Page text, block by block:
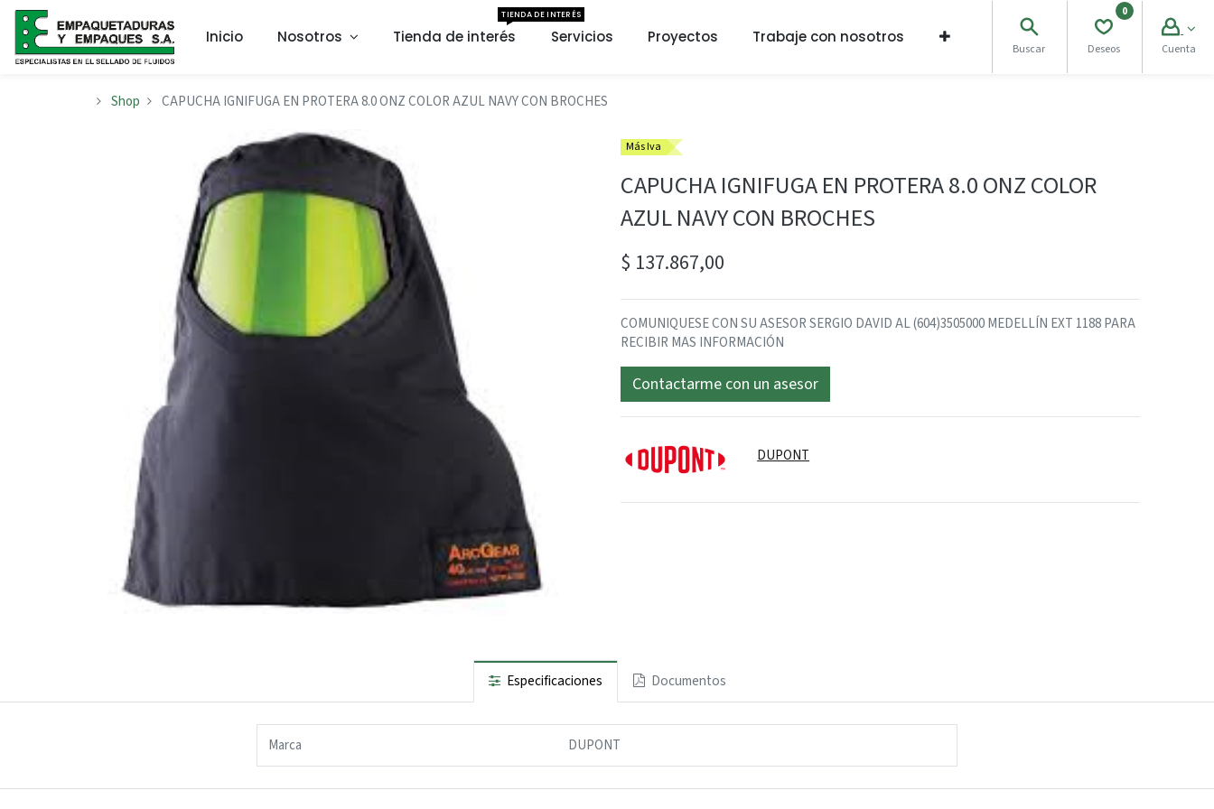
Inicio Nosotros Tienda de interés
TIENDA DE INTERÉS
Servicios Proyectos Trabaje con nosotros
Buscar
0
Deseos Cuenta
Shop CAPUCHA IGNIFUGA EN PROTERA 8.0 ONZ COLOR AZUL NAVY CON BROCHES
Más Iva
CAPUCHA IGNIFUGA EN PROTERA 8.0 ONZ COLOR
AZUL NAVY CON BROCHES
$ 137.867,00
COMUNIQUESE CON SU ASESOR SERGIO DAVID AL (604)3505000 MEDELLÍN EXT 1188 PARA
RECIBIR MAS INFORMACIÓN
Contactarme con un asesor
DUPONT
Especificaciones Documentos
Marca DUPONT